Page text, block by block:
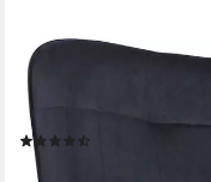
BYLIVING
Sessel Uta (1-St),
Samt oder Webstoff
ab 159,99 €